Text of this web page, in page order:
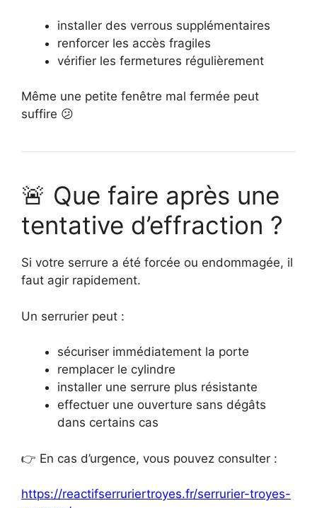
installer des verrous supplémentaires
renforcer les accès fragiles
vérifier les fermetures régulièrement
Même une petite fenêtre mal fermée peut
suffire 😕
🚨 Que faire après une
tentative d’effraction ?
Si votre serrure a été forcée ou endommagée, il
faut agir rapidement.
Un serrurier peut :
sécuriser immédiatement la porte
remplacer le cylindre
installer une serrure plus résistante
effectuer une ouverture sans dégâts
dans certains cas
👉 En cas d’urgence, vous pouvez consulter :
https://reactifserruriertroyes.fr/serrurier-troyes-